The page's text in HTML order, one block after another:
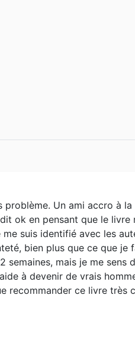
problème. Un ami accro à
ok en pensant que le
suis identifié avec les
bien plus que ce que je
semaines, mais je me sens
à devenir de vrais
recommander ce livre très